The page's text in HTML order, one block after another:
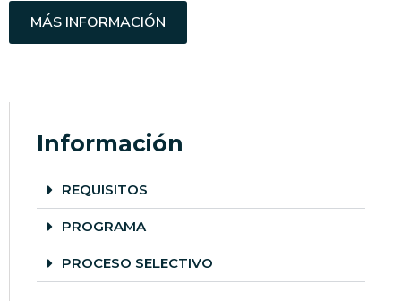
MÁS INFORMACIÓN
Información
REQUISITOS
PROGRAMA
PROCESO SELECTIVO